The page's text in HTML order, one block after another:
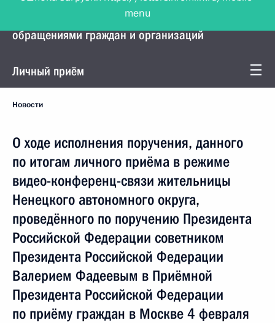
Управление Президента по работе с
обращениями граждан и организаций
Личный приём
Новости
О ходе исполнения поручения, данного
по итогам личного приёма в режиме
видео-конференц-связи жительницы
Ненецкого автономного округа,
проведённого по поручению Президента
Российской Федерации советником
Президента Российской Федерации
Валерием Фадеевым в Приёмной
Президента Российской Федерации
по приёму граждан в Москве 4 февраля
menu